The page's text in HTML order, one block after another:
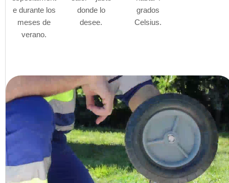
e durante los
meses de
verano.
donde lo
desee.
grados
Celsius.